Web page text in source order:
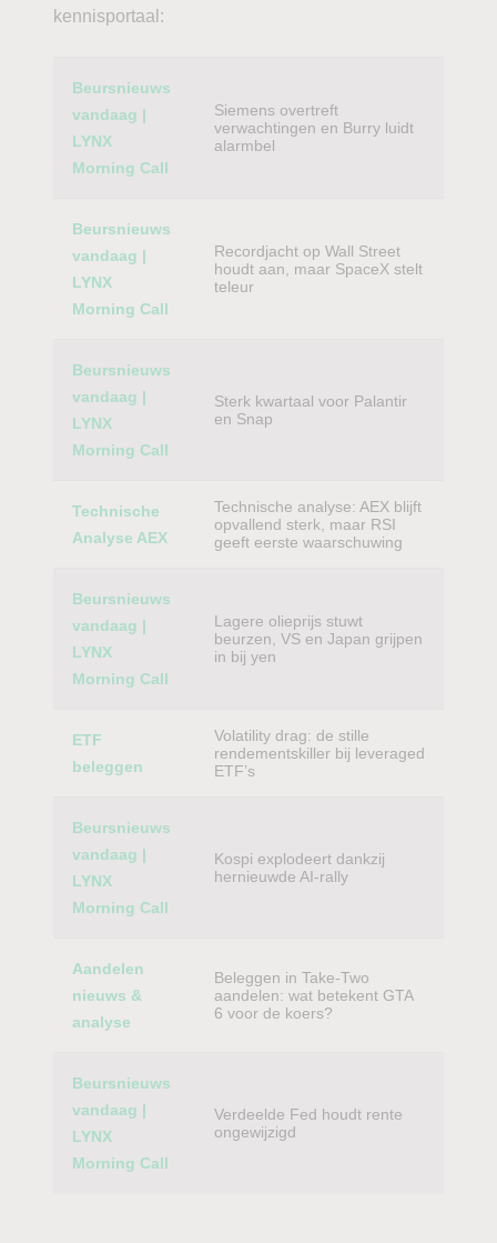
kennisportaal:
Category
Beursnieuws
vandaag |
LYNX
Morning Call
Siemens overtreft
verwachtingen en Burry luidt
alarmbel
Beursnieuws
vandaag |
LYNX
Morning Call
Recordjacht op Wall Street
houdt aan, maar SpaceX stelt
teleur
Beursnieuws
vandaag |
LYNX
Morning Call
Sterk kwartaal voor Palantir
en Snap
Technische
Analyse AEX
Technische analyse: AEX blijft
opvallend sterk, maar RSI
geeft eerste waarschuwing
Beursnieuws
vandaag |
LYNX
Morning Call
Lagere olieprijs stuwt
beurzen, VS en Japan grijpen
in bij yen
ETF
beleggen
Volatility drag: de stille
rendementskiller bij leveraged
ETF’s
Beursnieuws
vandaag |
LYNX
Morning Call
Kospi explodeert dankzij
hernieuwde AI-rally
Aandelen
nieuws &
analyse
Beleggen in Take-Two
aandelen: wat betekent GTA
6 voor de koers?
Beursnieuws
vandaag |
LYNX
Morning Call
Verdeelde Fed houdt rente
ongewijzigd